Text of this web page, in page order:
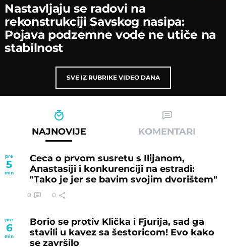
Nastavljaјu se radovi na
rekonstrukciјi Savskog nasipa:
Poјava podzemne vode ne utiče na
stabilnost
SVE IZ RUBRIKE VIDEO DANA
NAJNOVIJE KOMENTARI
pre
5
min
Ceca o prvom susretu s Ilijanom,
Anastasiji i konkurenciji na estradi:
"Tako je jer se bavim svojim dvorištem"
0 0
pre
6
min
Borio se protiv Klička i Fjurija, sad ga
stavili u kavez sa šestoricom! Evo kako
se završilo